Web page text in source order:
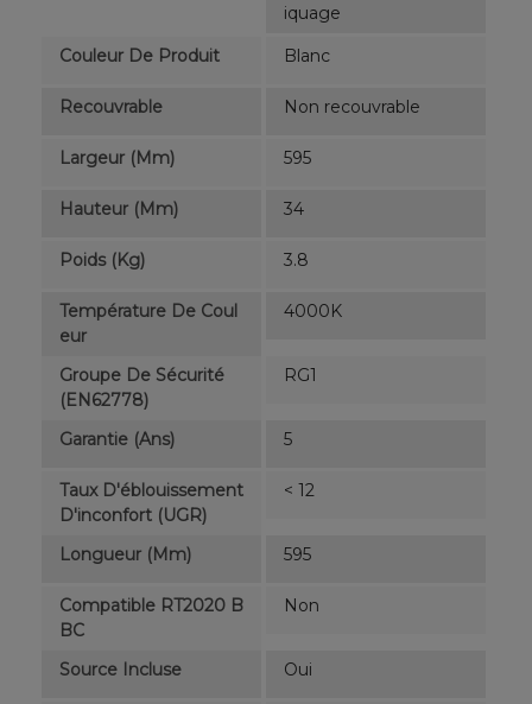
iquage
Couleur De Produit
Blanc
Recouvrable Non recouvrable
Largeur (mm) 595
Hauteur (mm) 34
Poids (kg) 3.8
Température De Coul
Eur
4000K
Groupe De Sécurité
(EN62778)
RG1
Garantie (ans) 5
Taux D'éblouissement
D'inconfort (UGR)
< 12
Longueur (mm) 595
Compatible RT2020 B
BC
Non
Source Incluse Oui